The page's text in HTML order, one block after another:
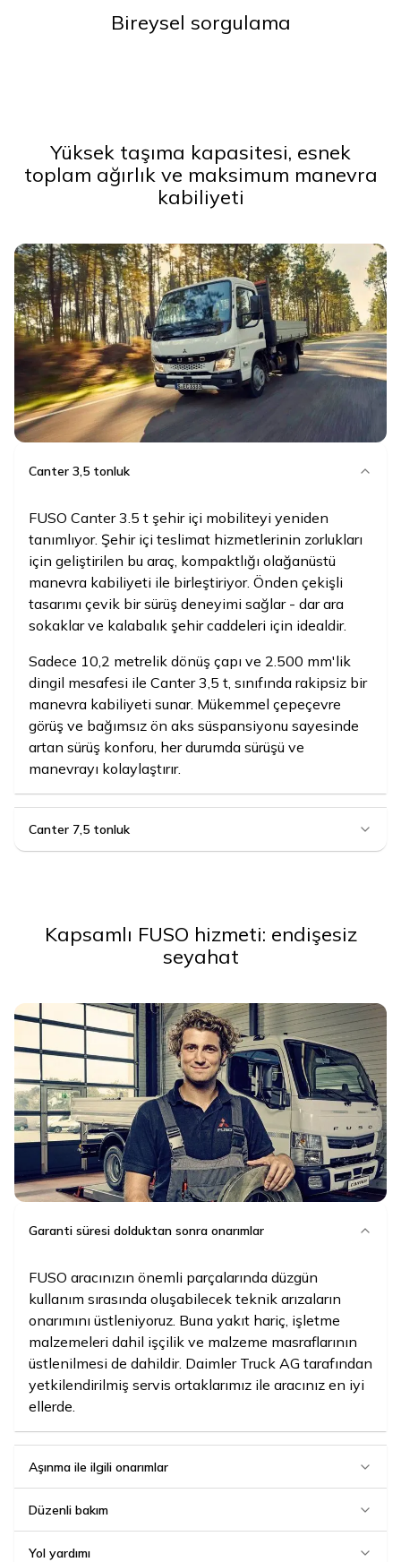
Bireysel sorgulama
Yüksek taşıma kapasitesi, esnek
toplam ağırlık ve maksimum manevra
kabiliyeti
Canter 3,5 tonluk
FUSO Canter 3.5 t şehir içi mobiliteyi yeniden
tanımlıyor. Şehir içi teslimat hizmetlerinin zorlukları
için geliştirilen bu araç, kompaktlığı olağanüstü
manevra kabiliyeti ile birleştiriyor. Önden çekişli
tasarımı çevik bir sürüş deneyimi sağlar - dar ara
sokaklar ve kalabalık şehir caddeleri için idealdir.
Sadece 10,2 metrelik dönüş çapı ve 2.500 mm'lik
dingil mesafesi ile Canter 3,5 t, sınıfında rakipsiz bir
manevra kabiliyeti sunar. Mükemmel çepeçevre
görüş ve bağımsız ön aks süspansiyonu sayesinde
artan sürüş konforu, her durumda sürüşü ve
manevrayı kolaylaştırır.
Canter 7,5 tonluk
Kapsamlı FUSO hizmeti: endişesiz
seyahat
Garanti süresi dolduktan sonra onarımlar
FUSO aracınızın önemli parçalarında düzgün
kullanım sırasında oluşabilecek teknik arızaların
onarımını üstleniyoruz. Buna yakıt hariç, işletme
malzemeleri dahil işçilik ve malzeme masraflarının
üstlenilmesi de dahildir. Daimler Truck AG tarafından
yetkilendirilmiş servis ortaklarımız ile aracınız en iyi
ellerde.
Aşınma ile ilgili onarımlar
Düzenli bakım
Yol yardımı